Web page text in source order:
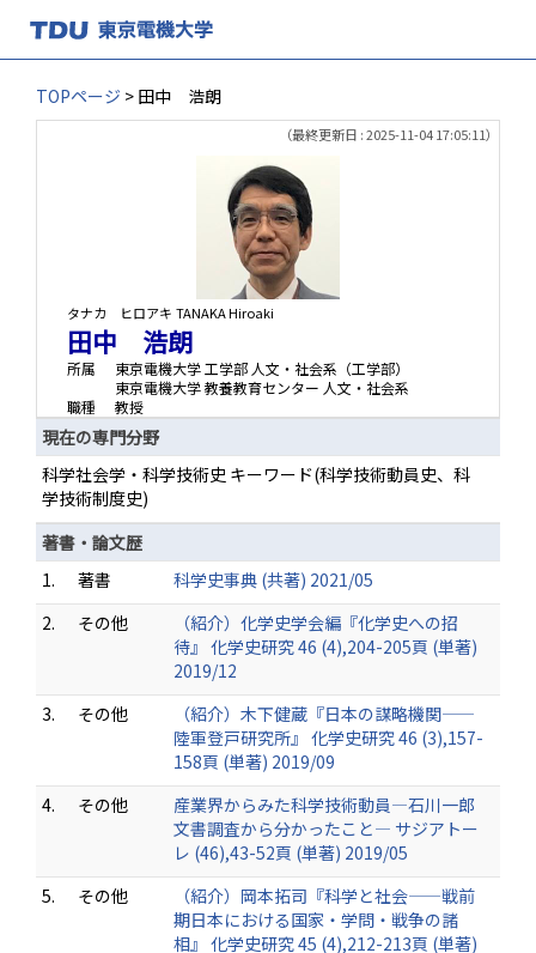
TOPページ > 田中 浩朗
（最終更新日 : 2025-11-04 17:05:11）
タナカ ヒロアキ TANAKA Hiroaki
田中 浩朗
所属
東京電機大学 工学部 人文・社会系（工学部）
東京電機大学 教養教育センター 人文・社会系
職種
教授
現在の専門分野
科学社会学・科学技術史 キーワード(科学技術動員史、科
学技術制度史)
著書・論文歴
1.
著書
科学史事典 (共著) 2021/05
2.
その他
（紹介）化学史学会編『化学史への招
待』 化学史研究 46 (4),204-205頁 (単著)
2019/12
3.
その他
（紹介）木下健蔵『日本の謀略機関——
陸軍登戸研究所』 化学史研究 46 (3),157-
158頁 (単著) 2019/09
4.
その他
産業界からみた科学技術動員—石川一郎
文書調査から分かったこと— サジアトー
レ (46),43-52頁 (単著) 2019/05
5.
その他
（紹介）岡本拓司『科学と社会——戦前
期日本における国家・学問・戦争の諸
相』 化学史研究 45 (4),212-213頁 (単著)